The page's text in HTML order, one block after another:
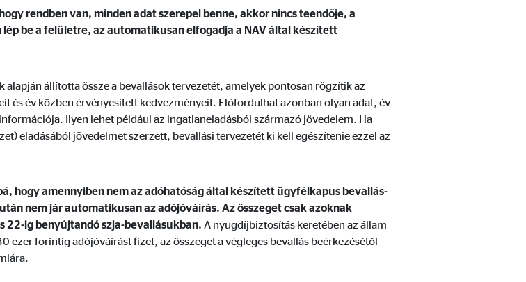
rendben van, minden adat szerepel benne, akkor nincs teendője, a
be a felületre, az automatikusan elfogadja a NAV által készített
állította össze a bevallások tervezetét, amelyek pontosan rögzítik az
és év közben érvényesített kedvezményeit. Előfordulhat azonban olyan adat, év
Ilyen lehet például az ingatlaneladásból származó jövedelem. Ha
eladásából jövedelmet szerzett, bevallási tervezetét ki kell egészítenie ezzel az
hogy amennyiben nem az adóhatóság által készített ügyfélkapus bevallás-
nem jár automatikusan az adójóváírás. Az összeget csak azoknak
22-ig benyújtandó szja-bevallásukban. A nyugdíjbiztosítás keretében az állam
ezer forintig adójóváírást fizet, az összeget a végleges bevallás beérkezésétől
kezelése